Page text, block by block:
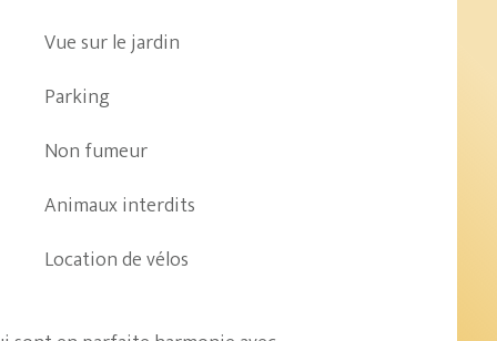
Vue sur le jardin
Parking
Non fumeur
Animaux interdits
Location de vélos